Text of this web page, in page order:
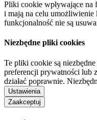
Pliki cookie wpływające
i mają na celu
funkcjonalność nie są
Niezbędne pliki cookies
Te pliki cookie są
preferencji prywatności lub
działać poprawnie.
Ustawienia
Zaakceptuj